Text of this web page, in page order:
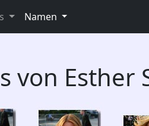
Namen
von Esther